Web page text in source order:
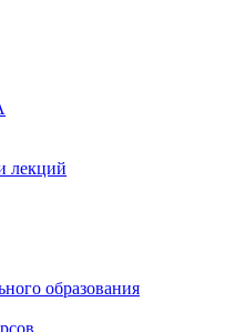
лекций
образования